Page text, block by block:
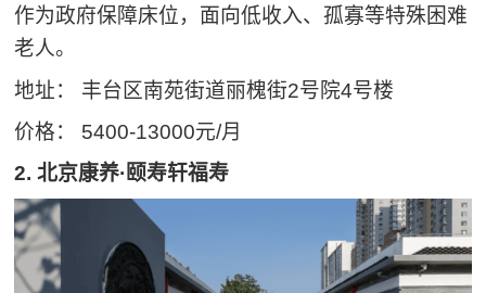
作为政府保障床位，面向低收入、孤寡等特殊困难
老人。
地址： 丰台区南苑街道丽槐街2号院4号楼
价格： 5400-13000元/月
2. 北京康养·颐寿轩福寿